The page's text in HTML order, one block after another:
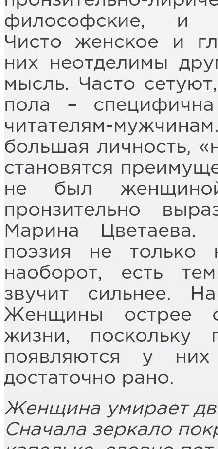
философские, и
Чисто женское и
них неотделимы
мысль. Часто
пола –
читателям-
большая личность,
становятся
не был
пронзительно
Марина
поэзия не только
наоборот, есть
звучит сильнее.
Женщины острее
жизни, поскольку
появляются у
достаточно рано.
Женщина умирает
Сначала зеркало